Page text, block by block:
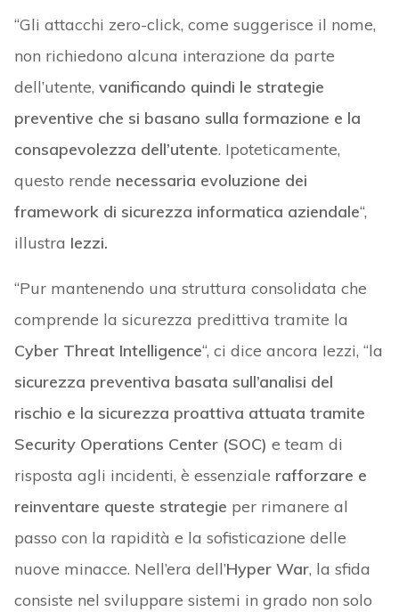
“Gli attacchi zero-click, come suggerisce il nome,
non richiedono alcuna interazione da parte
dell’utente, vanificando quindi le strategie
preventive che si basano sulla formazione e la
consapevolezza dell’utente. Ipoteticamente,
questo rende necessaria evoluzione dei
framework di sicurezza informatica aziendale“,
illustra Iezzi.
“Pur mantenendo una struttura consolidata che
comprende la sicurezza predittiva tramite la
Cyber Threat Intelligence“, ci dice ancora Iezzi, “la
sicurezza preventiva basata sull’analisi del
rischio e la sicurezza proattiva attuata tramite
Security Operations Center (SOC) e team di
risposta agli incidenti, è essenziale rafforzare e
reinventare queste strategie per rimanere al
passo con la rapidità e la sofisticazione delle
nuove minacce. Nell’era dell’Hyper War, la sfida
consiste nel sviluppare sistemi in grado non solo